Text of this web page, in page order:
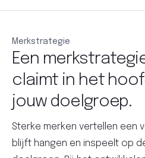
Merkstrategie
Een
claimt in het
jouw doelgroep.
Sterke merken vertellen een
blijft hangen en inspeelt op